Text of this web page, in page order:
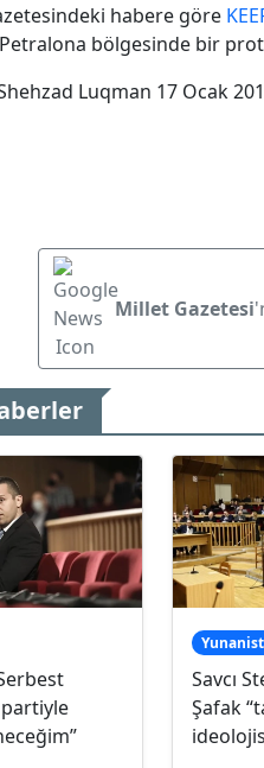
habere göre
bölgesinde bir
Luqman 17 Ocak
Millet Gazetesi
partiyle
Savcı
Şafak